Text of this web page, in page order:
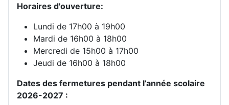
Horaires d'ouverture:
Lundi de 17h00 à 19h00
Mardi de 16h00 à 18h00
Mercredi de 15h00 à 17h00
Jeudi de 16h00 à 18h00
Dates des fermetures pendant l’année scolaire
2026-2027 :